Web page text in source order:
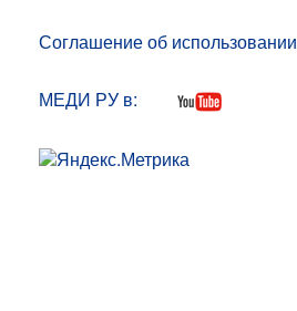
Соглашение об использовании
МЕДИ РУ в: